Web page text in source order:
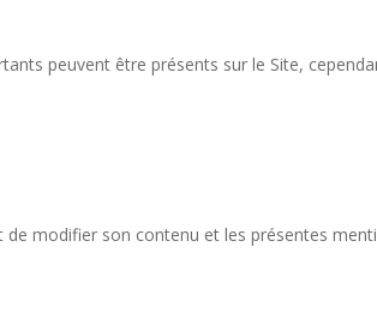
peuvent être présents sur le Site,
de modifier son contenu et les présentes